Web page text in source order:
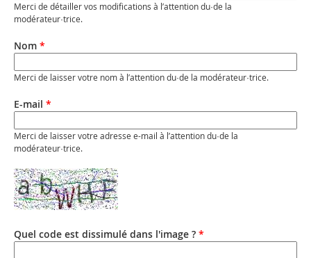
Merci de détailler vos modifications à l’attention du·de la
modérateur·trice.
Nom *
Merci de laisser votre nom à l’attention du·de la modérateur·trice.
E-mail *
Merci de laisser votre adresse e-mail à l’attention du·de la
modérateur·trice.
Quel code est dissimulé dans l'image ? *